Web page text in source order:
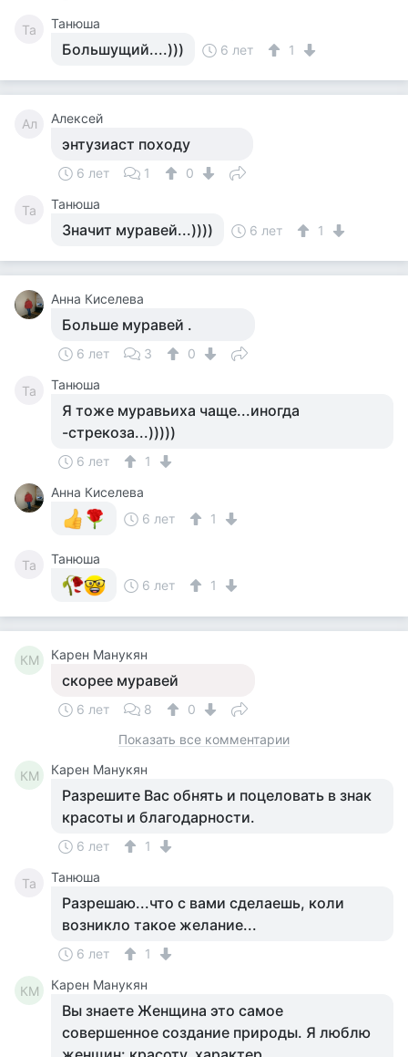
Та Танюша
Большущий....))) 6 лет 1
Ал Алексей
энтузиаст походу
6 лет 1 0
Та Танюша
Значит муравей...)))) 6 лет 1
Анна Киселева
Больше муравей .
6 лет 3 0
Та Танюша
Я тоже муравьиха чаще...иногда
-стрекоза...)))))
6 лет
1
Анна Киселева
6 лет
1
Та
Танюша
6 лет
1
КМ Карен Манукян
скорее муравей
6 лет 8
0
Показать все комментарии
КМ Карен Манукян
Разрешите Вас обнять и поцеловать в знак
красоты и благодарности.
6 лет 1
Та Танюша
Разрешаю...что с вами сделаешь, коли
возникло такое желание...
6 лет 1
КМ Карен Манукян
Вы знаете Женщина это самое
совершенное создание природы. Я люблю